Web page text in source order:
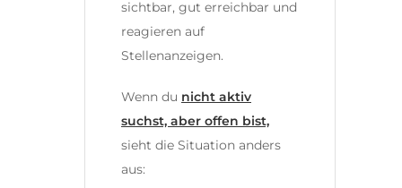
sichtbar, gut erreichbar und
reagieren auf
Stellenanzeigen.
Wenn du nicht aktiv
suchst, aber offen bist,
sieht die Situation anders
aus: